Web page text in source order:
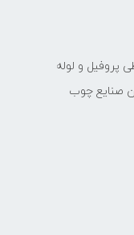
پروفیل و لوله
صنایع چوب